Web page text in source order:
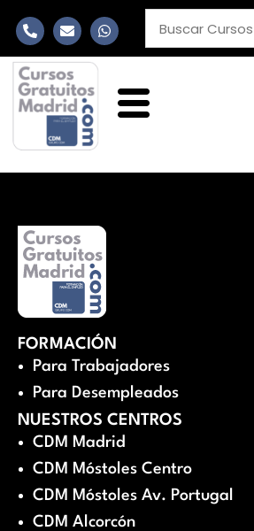
FORMACIÓN
Para Trabajadores
Para Desempleados
NUESTROS CENTROS
CDM Madrid
CDM Móstoles Centro
CDM Móstoles Av. Portugal
CDM Alcorcón